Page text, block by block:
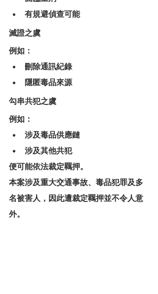
有規避偵查可能
滅證之虞
例如：
刪除通訊紀錄
隱匿毒品來源
勾串共犯之虞
例如：
涉及毒品供應鏈
涉及其他共犯
便可能依法裁定羈押。
本案涉及重大交通事故、毒品犯罪及多
名被害人，因此遭裁定羈押並不令人意
外。